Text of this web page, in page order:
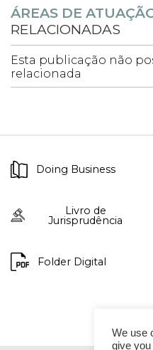
ÁREAS DE
RELACIONADAS
Esta publicação não
relacionada
Doing Business
Livro de
Jurisprudência
Folder Digital
We use
give